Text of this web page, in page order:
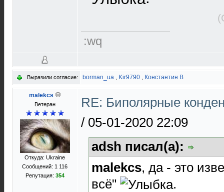
:wq
Выразили согласие: borman_ua , Kir9790 , Константин В
malekcs
Ветеран
Откуда: Ukraine
Сообщений: 1 116
Репутация: 354
RE: Биполярные
/ 05-01-2020 22:09
adsh писал(а):
malekcs, да - это
всё"
.